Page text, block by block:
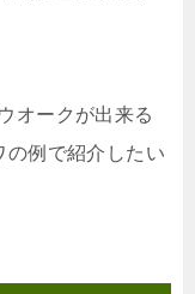
オークが出来る
の例で紹介したい